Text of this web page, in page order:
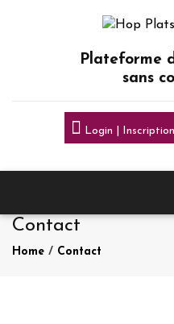
Plateforme
sans
Login | Inscription
Contact
Home / Contact